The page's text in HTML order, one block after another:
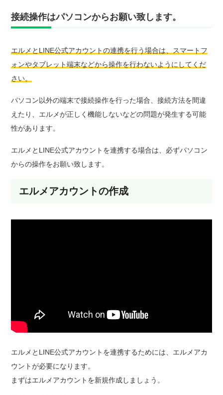
接続操作はパソコンからお願い致します。
エルメとLINE公式アカウントの連携を行う場合は、スマートフ
ォンやタブレット端末などから操作を行わないようにしてくだ
さい。
パソコン以外の端末で接続操作を行った場合、接続方法を間違
えたり、エルメが正しく機能しないなどの問題が発生する可能
性があります。
エルメとLINE公式アカウントを連携する場合は、必ずパソコン
からの操作をお願い致します。
エルメアカウントの作成
エルメとLINE公式アカウントを連携するためには、エルメアカ
ウントが必要になります。
まずはエルメアカウントを新規作成しましょう。